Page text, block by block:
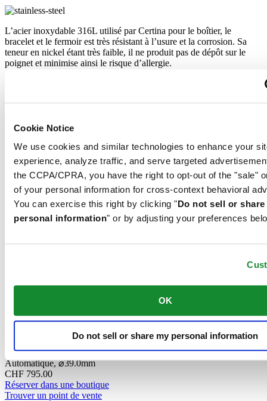
Cookie Notice
We use cookies and similar technologies to enhance your
experience, analyze traffic, and serve targeted
the CCPA/CPRA, you have the right to opt-out of the "sale"
of your personal information for cross-context behavioral
You can exercise this right by clicking "Do not sell or share
personal information" or by adjusting your preferences
OK
Do not sell or share my personal information
L’acier inoxydable 316L utilisé par Certina pour le boîtier, le
bracelet et le fermoir est très résistant à l’usure et la corrosion. Sa
teneur en nickel étant très faible, il ne produit pas de dépôt sur le
poignet et minimise ainsi le risque d’allergie.
Automatique,⌀42.0mm
CHF 1'945.00
Réserver dans une boutique
Trouver un point de vente
Automatique,⌀42.0mm
Réserver dans une boutique
Automatique,⌀39.0mm
Trouver un point de vente
DS-7 Powermatic 80
Automatique,⌀39.0mm
CHF 795.00
Réserver dans une boutique
Trouver un point de vente